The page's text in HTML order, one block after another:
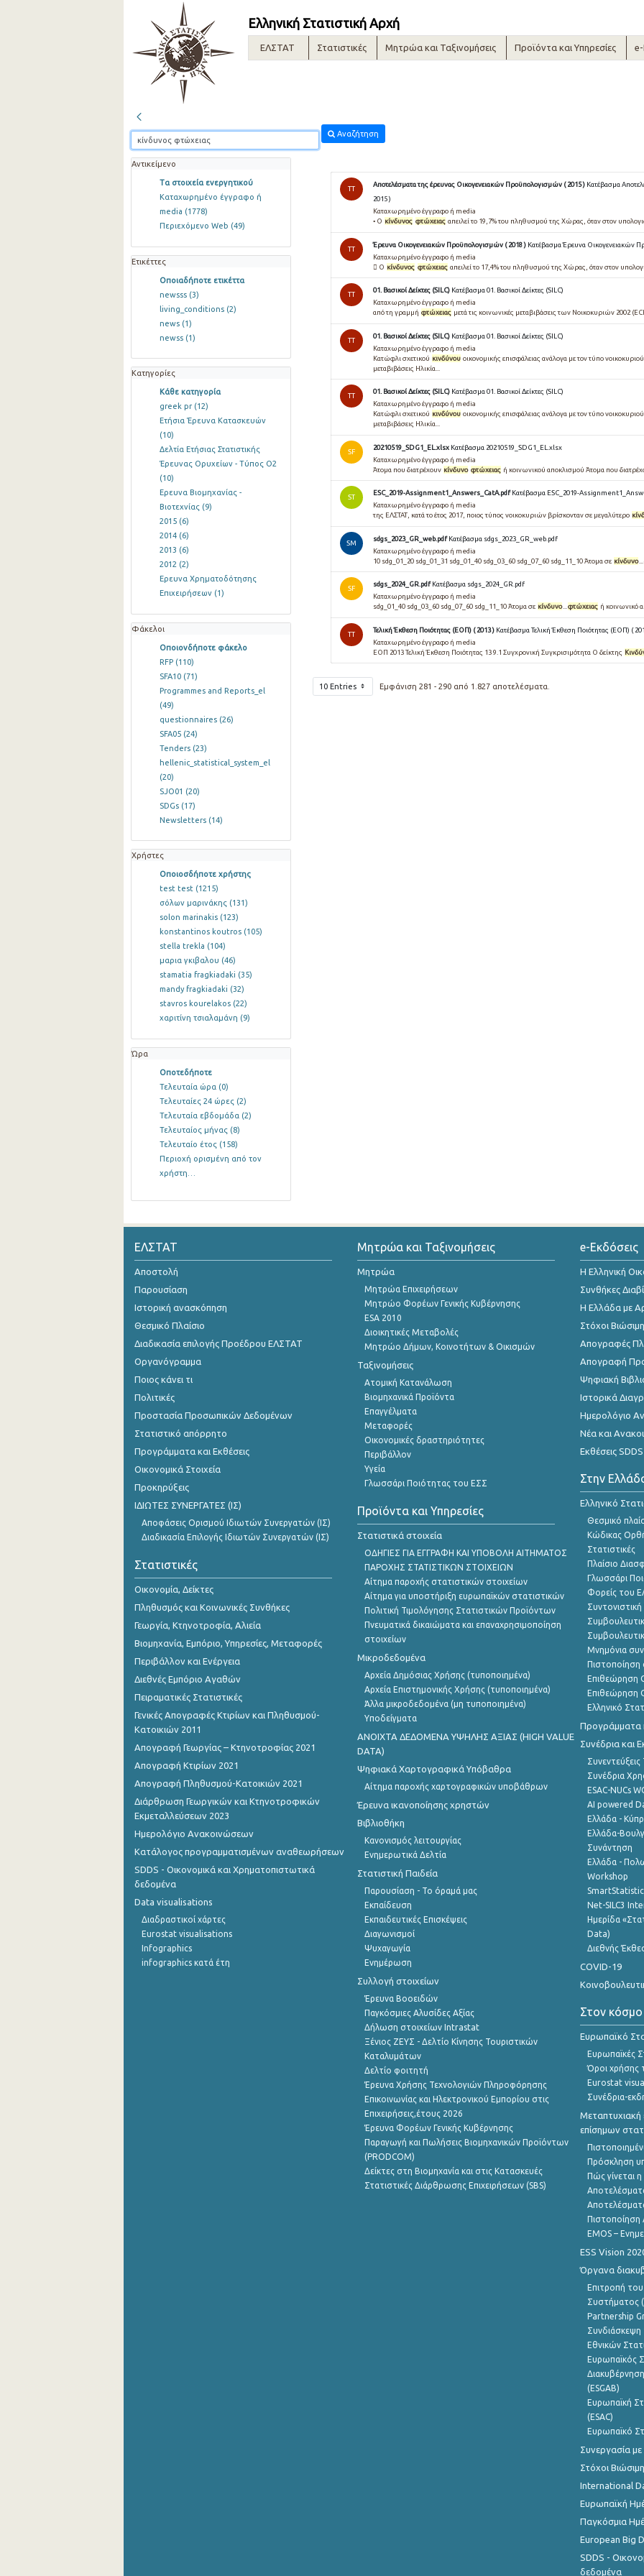
Ελληνική Στατιστική Αρχή
ΕΛΣΤΑΤ Στατιστικές Μητρώα και Ταξινομήσεις Προϊόντα και Υπηρεσίες
Αναζήτηση
Αντικείμενο
Τα στοιχεία ενεργητικού
Καταχωρημένο έγγραφο ή
media (1778)
Περιεχόμενο Web (49)
Ετικέττες
Οποιαδήποτε ετικέττα
newsss (3)
living_conditions (2)
news (1)
newss (1)
Κατηγορίες
Κάθε κατηγορία
greek pr (12)
Ετήσια Έρευνα Κατασκευών
(10)
Δελτία Ετήσιας Στατιστικής
Έρευνας Ορυχείων - Τύπος Ο2
(10)
Ερευνα Βιομηχανίας -
Βιοτεχνίας (9)
2015 (6)
2014 (6)
2013 (6)
2012 (2)
Ερευνα Χρηματοδότησης
Επιχειρήσεων (1)
Φάκελοι
Οποιονδήποτε φάκελο
RFP (110)
SFA10 (71)
Programmes and Reports_el
(49)
questionnaires (26)
SFA05 (24)
Tenders (23)
hellenic_statistical_system_el
(20)
SJO01 (20)
SDGs (17)
Newsletters (14)
Χρήστες
Οποιοσδήποτε χρήστης
test test (1215)
σόλων μαρινάκης (131)
solon marinakis (123)
konstantinos koutros (105)
stella trekla (104)
μαρια γκιβαλου (46)
stamatia fragkiadaki (35)
mandy fragkiadaki (32)
stavros kourelakos (22)
χαριτίνη τσιαλαμάνη (9)
Ώρα
Οποτεδήποτε
Τελευταία ώρα (0)
Τελευταίες 24 ώρες (2)
Τελευταία εβδομάδα (2)
Τελευταίος μήνας (8)
Τελευταίο έτος (158)
Περιοχή ορισμένη από τον
χρήστη…
TT
Αποτελέσματα της έρευνας Οικογενειακών Προϋπολογισμών ( 2015 ) Κατέβασμα
2015 )
Καταχωρημένο έγγραφο ή media
• O κίνδυνος φτώχειας απειλεί το 19,7% του πληθυσµού της Χώρας, όταν στον
TT
Έρευνα Οικογενειακών Προϋπολογισμών ( 2018 ) Κατέβασμα Έρευνα Οικογενειακών
Καταχωρημένο έγγραφο ή media
 O κίνδυνος φτώχειας απειλεί το 17,4% του πληθυσμού της Χώρας, όταν στον
TT
01. Βασικοί Δείκτες (SILC) Κατέβασμα 01. Βασικοί Δείκτες (SILC)
Καταχωρημένο έγγραφο ή media
από τη γραμμή φτώχειας μετά τις κοινωνικές μεταβιβάσεις των Νοικοκυριών 2002
TT
01. Βασικοί Δείκτες (SILC) Κατέβασμα 01. Βασικοί Δείκτες (SILC)
Καταχωρημένο έγγραφο ή media
Κατώφλι σχετικού κινδύνου οικονομικής επισφάλειας ανάλογα με τον τύπο
μεταβιβάσεις Ηλικία...
TT
01. Βασικοί Δείκτες (SILC) Κατέβασμα 01. Βασικοί Δείκτες (SILC)
Καταχωρημένο έγγραφο ή media
Κατώφλι σχετικού κινδύνου οικονομικής επισφάλειας ανάλογα με τον τύπο
μεταβιβάσεις Ηλικία...
SF
20210519_SDG1_EL.xlsx Κατέβασμα 20210519_SDG1_EL.xlsx
Καταχωρημένο έγγραφο ή media
Άτομα που διατρέχουν κίνδυνο φτώχειας ή κοινωνικού αποκλισμού Άτομα που
ST
ESC_2019-Assignment1_Answers_CatA.pdf Κατέβασμα ESC_2019-
Καταχωρημένο έγγραφο ή media
της ΕΛΣΤΑΤ, κατά το έτος 2017, ποιος τύπος νοικοκυριών βρίσκονταν σε μεγαλύτερο
SM
sdgs_2023_GR_web.pdf Κατέβασμα sdgs_2023_GR_web.pdf
Καταχωρημένο έγγραφο ή media
10 sdg_01_20 sdg_01_31 sdg_01_40 sdg_03_60 sdg_07_60 sdg_11_10 Άτομα σε κίνδυνο
SF
sdgs_2024_GR.pdf Κατέβασμα sdgs_2024_GR.pdf
Καταχωρημένο έγγραφο ή media
sdg_01_40 sdg_03_60 sdg_07_60 sdg_11_10 Άτομα σε κίνδυνο...φτώχειας ή κοινωνικό
TT
Τελική Έκθεση Ποιότητας (ΕΟΠ) ( 2013 ) Κατέβασμα Τελική Έκθεση Ποιότητας (ΕΟΠ) (
Καταχωρημένο έγγραφο ή media
ΕΟΠ 2013 Τελική Έκθεση Ποιότητας 13 9.1 Συγχρονική Συγκρισιµότητα Ο δείκτης
10 Entries Εμφάνιση 281 - 290 από 1.827 αποτελέσματα.
ΕΛΣΤΑΤ
Αποστολή
Παρουσίαση
Ιστορική ανασκόπηση
Θεσμικό Πλαίσιο
Διαδικασία επιλογής Προέδρου ΕΛΣΤΑΤ
Οργανόγραμμα
Ποιος κάνει τι
Πολιτικές
Προστασία Προσωπικών Δεδομένων
Στατιστικό απόρρητο
Προγράμματα και Εκθέσεις
Οικονομικά Στοιχεία
Προκηρύξεις
ΙΔΙΩΤΕΣ ΣΥΝΕΡΓΑΤΕΣ (ΙΣ)
Αποφάσεις Ορισμού Ιδιωτών Συνεργατών (ΙΣ)
Διαδικασία Επιλογής Ιδιωτών Συνεργατών (ΙΣ)
Στατιστικές
Οικονομία, Δείκτες
Πληθυσμός και Κοινωνικές Συνθήκες
Γεωργία, Κτηνοτροφία, Αλιεία
Βιομηχανία, Εμπόριο, Υπηρεσίες, Μεταφορές
Περιβάλλον και Ενέργεια
Διεθνές Εμπόριο Αγαθών
Πειραματικές Στατιστικές
Γενικές Απογραφές Κτιρίων και Πληθυσμού-
Κατοικιών 2011
Απογραφή Γεωργίας – Κτηνοτροφίας 2021
Απογραφή Κτιρίων 2021
Απογραφή Πληθυσμού-Κατοικιών 2021
Διάρθρωση Γεωργικών και Κτηνοτροφικών
Εκμεταλλεύσεων 2023
Ημερολόγιο Ανακοινώσεων
Κατάλογος προγραμματισμένων αναθεωρήσεων
SDDS - Οικονομικά και Χρηματοπιστωτικά
δεδομένα
Data visualisations
Διαδραστικοί χάρτες
Eurostat visualisations
Infographics
infographics κατά έτη
Μητρώα και Ταξινομήσεις
Μητρώα
Μητρώα Επιχειρήσεων
Μητρώο Φορέων Γενικής Κυβέρνησης
ESA 2010
Διοικητικές Μεταβολές
Μητρώο Δήμων, Κοινοτήτων & Οικισμών
Ταξινομήσεις
Ατομική Κατανάλωση
Βιομηχανικά Προϊόντα
Επαγγέλματα
Μεταφορές
Οικονομικές δραστηριότητες
Περιβάλλον
Υγεία
Γλωσσάρι Ποιότητας του ΕΣΣ
Προϊόντα και Υπηρεσίες
Στατιστικά στοιχεία
ΟΔΗΓΙΕΣ ΓΙΑ ΕΓΓΡΑΦΗ ΚΑΙ ΥΠΟΒΟΛΗ ΑΙΤΗΜΑΤΟΣ
ΠΑΡΟΧΗΣ ΣΤΑΤΙΣΤΙΚΩΝ ΣΤΟΙΧΕΙΩΝ
Αίτημα παροχής στατιστικών στοιχείων
Αίτημα για υποστήριξη ευρωπαϊκών στατιστικών
Πολιτική Τιμολόγησης Στατιστικών Προϊόντων
Πνευματικά δικαιώματα και επαναχρησιμοποίηση
στοιχείων
Μικροδεδομένα
Αρχεία Δημόσιας Χρήσης (τυποποιημένα)
Αρχεία Επιστημονικής Χρήσης (τυποποιημένα)
Άλλα μικροδεδομένα (μη τυποποιημένα)
Υποδείγματα
ANOIXTA ΔΕΔΟΜΕΝΑ ΥΨΗΛΗΣ ΑΞΙΑΣ (HIGH VALUE
DATA)
Ψηφιακά Χαρτογραφικά Υπόβαθρα
Αίτημα παροχής χαρτογραφικών υποβάθρων
Έρευνα ικανοποίησης χρηστών
Βιβλιοθήκη
Κανονισμός λειτουργίας
Ενημερωτικά Δελτία
Στατιστική Παιδεία
Παρουσίαση - Το όραμά μας
Εκπαίδευση
Εκπαιδευτικές Επισκέψεις
Διαγωνισμοί
Ψυχαγωγία
Ενημέρωση
Συλλογή στοιχείων
Έρευνα Βοοειδών
Παγκόσμιες Αλυσίδες Αξίας
Δήλωση στοιχείων Intrastat
Ξένιος ΖΕΥΣ - Δελτίο Κίνησης Τουριστικών
Καταλυμάτων
Δελτίο φοιτητή
Έρευνα Χρήσης Τεχνολογιών Πληροφόρησης
Επικοινωνίας και Ηλεκτρονικού Εμπορίου στις
Επιχειρήσεις,έτους 2026
Έρευνα Φορέων Γενικής Κυβέρνησης
Παραγωγή και Πωλήσεις Βιομηχανικών Προϊόντων
(PRODCOM)
Δείκτες στη Βιομηχανία και στις Κατασκευές
Στατιστικές Διάρθρωσης Επιχειρήσεων (SBS)
e-Εκδόσεις
Η Ελληνική
Συνθήκες
Η Ελλάδα με
Στόχοι
Απογραφές
Απογραφή
Ψηφιακή
Ιστορικά
Ημερολόγιο
Νέα και
Εκθέσεις SDDS
Στην
Ελληνικό
Θεσμικό
Κώδικας
Στατιστικές
Πλαίσιο
Γλωσσάρι
Φορείς του
Μνημόνια
Πιστοποίηση
Επιθεώρηση
Επιθεώρηση
Ελληνικό
Προγράμματα
Συνέδρια και
Συνέδρια
ESAC-NUCs
AI powered
Ελλάδα -
Ελλάδα-
Συνάντηση
Ελλάδα -
Workshop
Net-SILC3
Ημερίδα
Data)
Διεθνής
COVID-19
Στον κόσμο
Ευρωπαϊκό
Ευρωπαϊκές
Όροι χρήσης
Eurostat
Συνέδρια-
Μεταπτυχιακή
επίσημων
Πρόσκληση
Πώς γίνεται
Πιστοποίηση
EMOS –
ESS Vision
Όργανα
Επιτροπή
Συστήματος
Partnership
Εθνικών
Ευρωπαϊκός
(ESGAB)
Ευρωπαϊκή
(ESAC)
Ευρωπαϊκό
Συνεργασία με
Στόχοι
International
Ευρωπαϊκή
Παγκόσμια
European Big
SDDS -
δεδομένα